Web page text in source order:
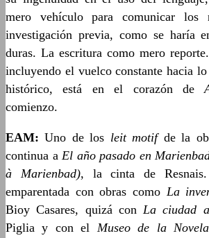
mero vehículo para comunicar los
investigación previa, como se haría
duras. La escritura como mero
incluyendo el vuelco constante hacia
histórico, está en el corazón de
comienzo.
EAM: Uno de los leit motifde la
continua a El año pasado en
à Marienbad), la cinta de
emparentada con obras como La
Bioy Casares, quizá con La ciudad
Piglia y con el Museo de la